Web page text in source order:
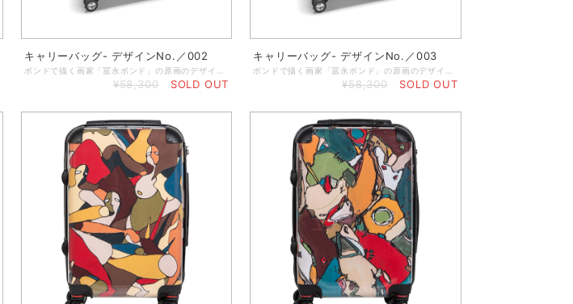
キャリーバッグ- デザインNo.／002
¥58,300 SOLD OUT
キャリーバッグ- デザインNo.／003
¥58,300 SOLD OUT